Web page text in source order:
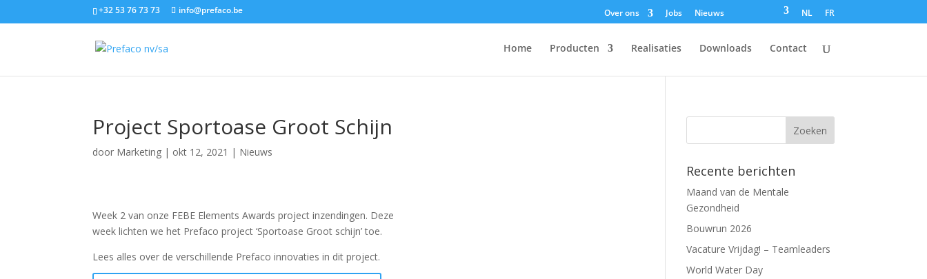
+32 53 76 73 73 info@prefaco.be Over ons Jobs Nieuws NL FR
Home Producten Realisaties Downloads Contact
Project Sportoase Groot Schijn
door Marketing | okt 12, 2021 | Nieuws
Week 2 van onze FEBE Elements Awards project inzendingen. Deze
week lichten we het Prefaco project ‘Sportoase Groot schijn’ toe.
Lees alles over de verschillende Prefaco innovaties in dit project.
Recente berichten
Maand van de Mentale
Gezondheid
Bouwrun 2026
Vacature Vrijdag! – Teamleaders
World Water Day